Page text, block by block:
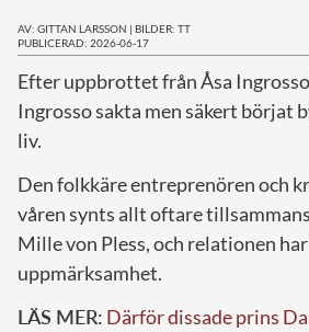
AV: GITTAN LARSSON | BILDER: TT
PUBLICERAD: 2026-06-17
Efter uppbrottet från Åsa
Ingrosso sakta men säkert börjat
liv.
Den folkkäre entreprenören och
våren synts allt oftare
Mille von Pless, och relationen
uppmärksamhet.
LÄS MER: Därför dissade prins